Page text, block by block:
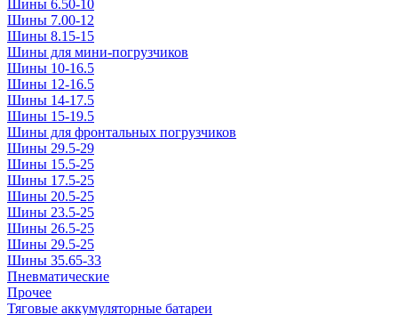
Шины 6.50-10
Шины 7.00-12
Шины 8.15-15
Шины для мини-погрузчиков
Шины 10-16.5
Шины 12-16.5
Шины 14-17.5
Шины 15-19.5
Шины для фронтальных погрузчиков
Шины 29.5-29
Шины 15.5-25
Шины 17.5-25
Шины 20.5-25
Шины 23.5-25
Шины 26.5-25
Шины 29.5-25
Шины 35.65-33
Пневматические
Прочее
Тяговые аккумуляторные батареи